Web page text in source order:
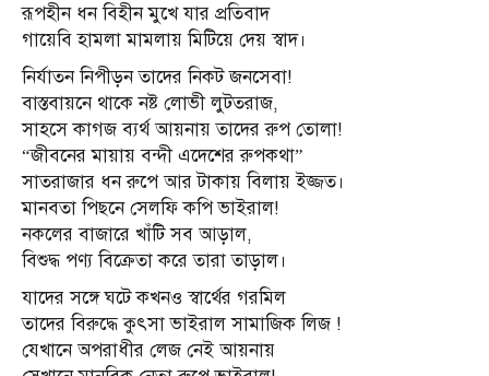
রূপহীন ধন বিহীন মুখে যার প্রতিবাদ
গায়েবি হামলা মামলায় মিটিয়ে দেয় স্বাদ।
নির্যাতন নিপীড়ন তাদের নিকট জনসেবা!
বাস্তবায়নে থাকে নষ্ট লোভী লুটতরাজ,
সাহসে কাগজ ব্যর্থ আয়নায় তাদের রুপ তোলা!
“জীবনের মায়ায় বন্দী এদেশের রুপকথা”
সাতরাজার ধন রুপে আর টাকায় বিলায় ইজ্জত।
মানবতা পিছনে সেলফি কপি ভাইরাল!
নকলের বাজারে খাঁটি সব আড়াল,
বিশুদ্ধ পণ্য বিক্রেতা করে তারা তাড়াল।
যাদের সঙ্গে ঘটে কখনও স্বার্থের গরমিল
তাদের বিরুদ্ধে কুৎসা ভাইরাল সামাজিক লিজ !
যেখানে অপরাধীর লেজ নেই আয়নায়